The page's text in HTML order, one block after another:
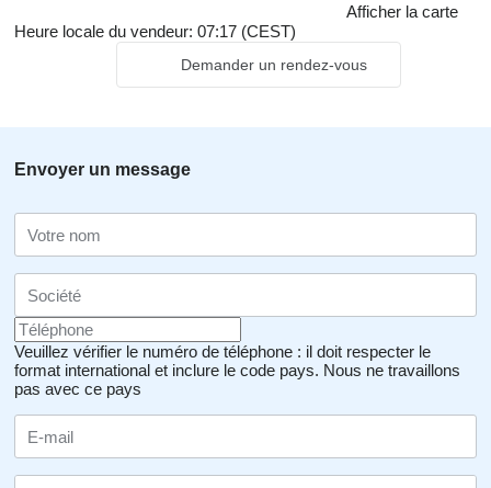
Afficher la carte
Heure locale du vendeur: 07:17 (CEST)
Demander un rendez-vous
Envoyer un message
Veuillez vérifier le numéro de téléphone : il doit respecter le
format international et inclure le code pays. Nous ne travaillons
pas avec ce pays